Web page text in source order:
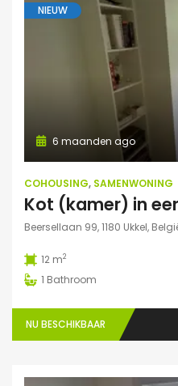
NIEUW
6 maanden ago
COHOUSING, SAMENWONING
Kot (kamer) in
Beersellaan 99, 1180 Ukkel,
12 m2
1 Bathroom
NU BESCHIKBAAR